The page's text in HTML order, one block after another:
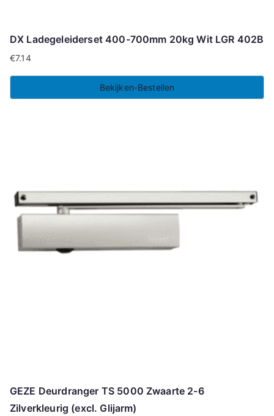
DX Ladegeleiderset 400-700mm 20kg Wit LGR 402B
€7.14
Bekijken-Bestellen
GEZE Deurdranger TS 5000 Zwaarte 2-6
Zilverkleurig (excl. Glijarm)